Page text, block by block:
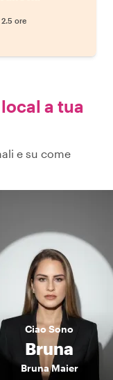
2.5 ore
a tua
e su come
CiaoSono
Bruna
Bruna Maier